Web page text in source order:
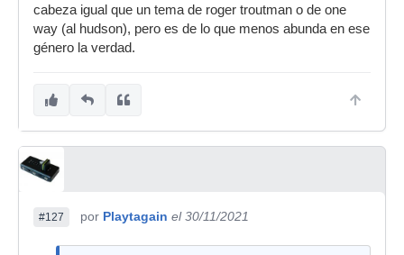
cabeza igual que un tema de roger troutman o de one
way (al hudson), pero es de lo que menos abunda en ese
género la verdad.
#127 por Playtagain el 30/11/2021